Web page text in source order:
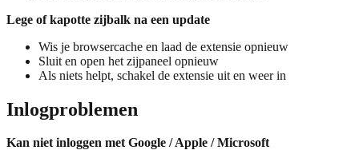
Lege of kapotte zijbalk na een update
Wis je browsercache en laad de extensie opnieuw
Sluit en open het zijpaneel opnieuw
Als niets helpt, schakel de extensie uit en weer in
Inlogproblemen
Kan niet inloggen met Google / Apple / Microsoft